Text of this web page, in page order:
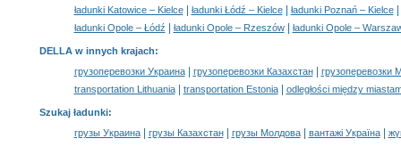
ładunki Katowice – Kielce| ładunki Łódź – Kielce| ładunki Poznań – Kielce|
ładunki Opole – Łódź ładunki Opole – Rzeszów| ładunki Opole –
DELLA w innych krajach:
грузоперевозки Украина| грузоперевозки Казахстан|
грузоперевозки
transportation Lithuania| transportation Estonia| odległości między
Szukaj ładunki:
грузы Украина| грузы Казахстан| грузы Молдова| вантажі Україна|